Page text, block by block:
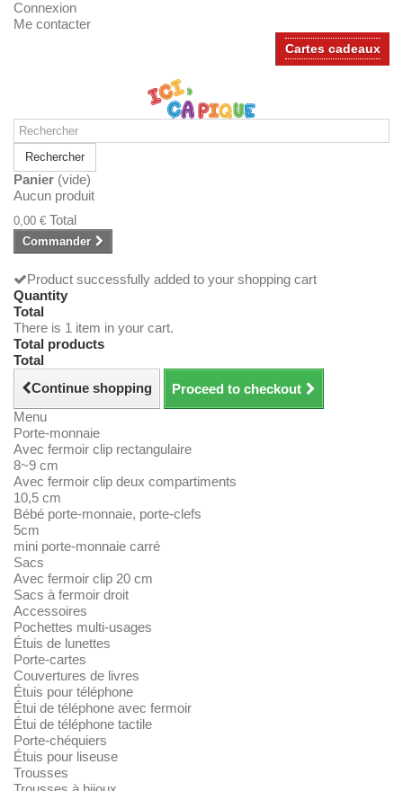
Connexion
Me contacter
Cartes cadeaux
Rechercher
Panier (vide)
Aucun produit
0,00 € Total
Commander
Product successfully added to your shopping cart
Quantity
Total
There is 1 item in your cart.
Total products
Total
Continue shopping
Proceed to checkout
Menu
Porte-monnaie
Avec fermoir clip rectangulaire
8~9 cm
Avec fermoir clip deux compartiments
10,5 cm
Bébé porte-monnaie, porte-clefs
5cm
mini porte-monnaie carré
Sacs
Avec fermoir clip 20 cm
Sacs à fermoir droit
Accessoires
Pochettes multi-usages
Étuis de lunettes
Porte-cartes
Couvertures de livres
Étuis pour téléphone
Étui de téléphone avec fermoir
Étui de téléphone tactile
Porte-chéquiers
Étuis pour liseuse
Trousses